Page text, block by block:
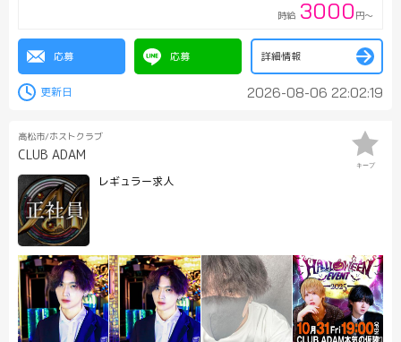
時給 3000 円～
応募 応募 詳細情報
2026-08-06 22:02:19
高松市/ホストクラブ
CLUB ADAM
キープ
レギュラー求人